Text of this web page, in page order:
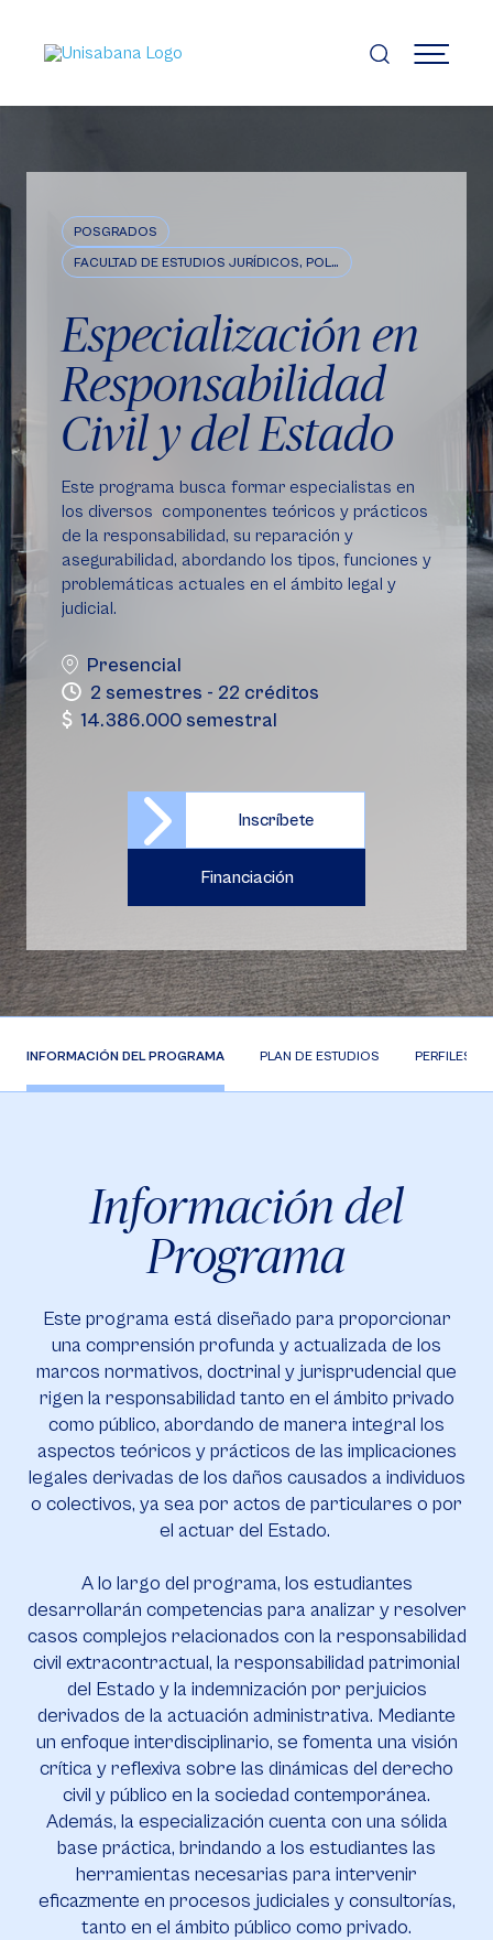
contenido
principal
MENÚ
POSGRADOS
FACULTAD DE ESTUDIOS JURÍDICOS, POLÍTICOS E INTERNACIONALES
Especialización en
Responsabilidad
Civil y del Estado
Este programa busca formar especialistas en
los diversos componentes teóricos y prácticos
de la responsabilidad, su reparación y
asegurabilidad, abordando los tipos, funciones y
problemáticas actuales en el ámbito legal y
judicial.
2 semestres - 22 créditos
Presencial
14.386.000 semestral
Inscríbete
Financiación
INFORMACIÓN DEL PROGRAMA PLAN DE ESTUDIOS PERFILES
Información del
Programa
Este programa está diseñado para proporcionar
una comprensión profunda y actualizada de los
marcos normativos, doctrinal y jurisprudencial que
rigen la responsabilidad tanto en el ámbito privado
como público, abordando de manera integral los
aspectos teóricos y prácticos de las implicaciones
legales derivadas de los daños causados a individuos
o colectivos, ya sea por actos de particulares o por
el actuar del Estado.
A lo largo del programa, los estudiantes
desarrollarán competencias para analizar y resolver
casos complejos relacionados con la responsabilidad
civil extracontractual, la responsabilidad patrimonial
del Estado y la indemnización por perjuicios
derivados de la actuación administrativa. Mediante
un enfoque interdisciplinario, se fomenta una visión
crítica y reflexiva sobre las dinámicas del derecho
civil y público en la sociedad contemporánea.
Además, la especialización cuenta con una sólida
base práctica, brindando a los estudiantes las
herramientas necesarias para intervenir
eficazmente en procesos judiciales y consultorías,
tanto en el ámbito público como privado.